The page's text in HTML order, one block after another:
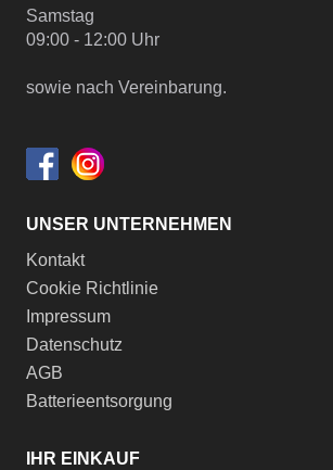
Samstag
09:00 - 12:00 Uhr
sowie nach Vereinbarung.
UNSER UNTERNEHMEN
Kontakt
Cookie Richtlinie
Impressum
Datenschutz
AGB
Batterieentsorgung
IHR EINKAUF